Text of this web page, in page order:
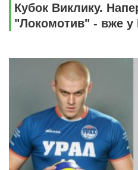
Кубок Виклику.
"Локомотив" - вже у